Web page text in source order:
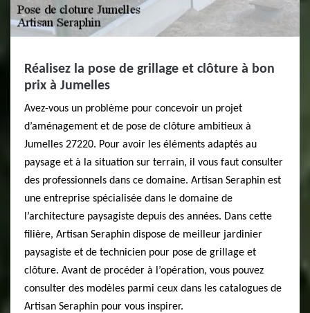
Réalisez la pose de grillage et clôture à bon
prix à Jumelles
Avez-vous un problème pour concevoir un projet
d’aménagement et de pose de clôture ambitieux à
Jumelles 27220. Pour avoir les éléments adaptés au
paysage et à la situation sur terrain, il vous faut consulter
des professionnels dans ce domaine. Artisan Seraphin est
une entreprise spécialisée dans le domaine de
l’architecture paysagiste depuis des années. Dans cette
filière, Artisan Seraphin dispose de meilleur jardinier
paysagiste et de technicien pour pose de grillage et
clôture. Avant de procéder à l’opération, vous pouvez
consulter des modèles parmi ceux dans les catalogues de
Artisan Seraphin pour vous inspirer.